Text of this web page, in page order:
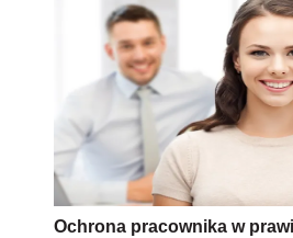
Ochrona pracownika w